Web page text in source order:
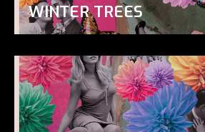
WINTER TREES